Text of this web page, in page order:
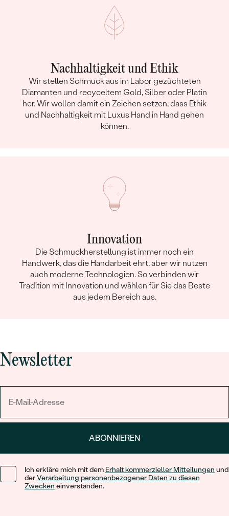
Nachhaltigkeit und Ethik
Wir stellen Schmuck aus im Labor gezüchteten
Diamanten und recyceltem Gold, Silber oder Platin
her. Wir wollen damit ein Zeichen setzen, dass Ethik
und Nachhaltigkeit mit Luxus Hand in Hand gehen
können.
Innovation
Die Schmuckherstellung ist immer noch ein
Handwerk, das die Handarbeit ehrt, aber wir nutzen
auch moderne Technologien. So verbinden wir
Tradition mit Innovation und wählen für Sie das Beste
aus jedem Bereich aus.
Newsletter
ABONNIEREN
Ich erkläre mich mit dem Erhalt kommerzieller Mitteilungen und
derVerarbeitung personenbezogener Daten zu diesen
Zwecken einverstanden.